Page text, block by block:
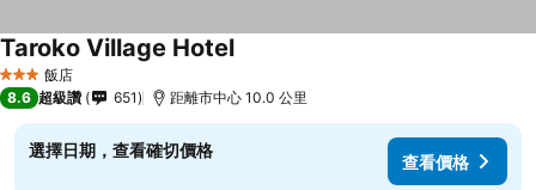
3 星級 飯店
Taroko Village Hotel
8.6 超級讚 651 距離市中心 10.0 公里
選擇日期，查看確切價格
查看價格